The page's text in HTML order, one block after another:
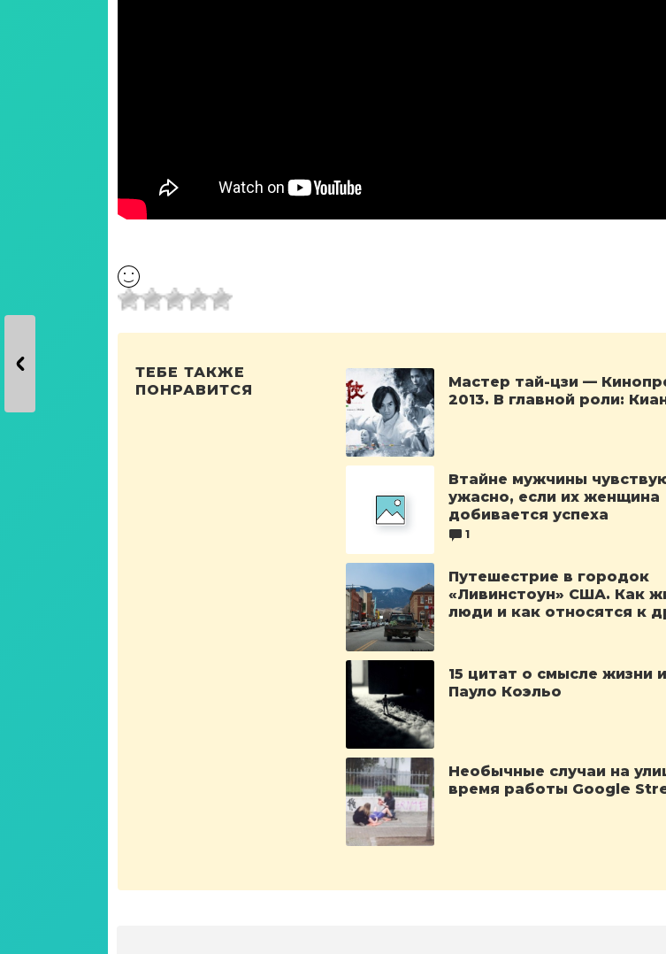
ТЕБЕ ТАКЖЕ
ПОНРАВИТСЯ
Мастер тай-цзи —
2013. В главной роли:
Втайне мужчины
ужасно, если их женщина
добивается успеха
1
Путешестрие в городок
«Ливинстоун» США. Как
люди и как относятся к
15 цитат о смысле жизни
Пауло Коэльо
Необычные случаи на
время работы Google